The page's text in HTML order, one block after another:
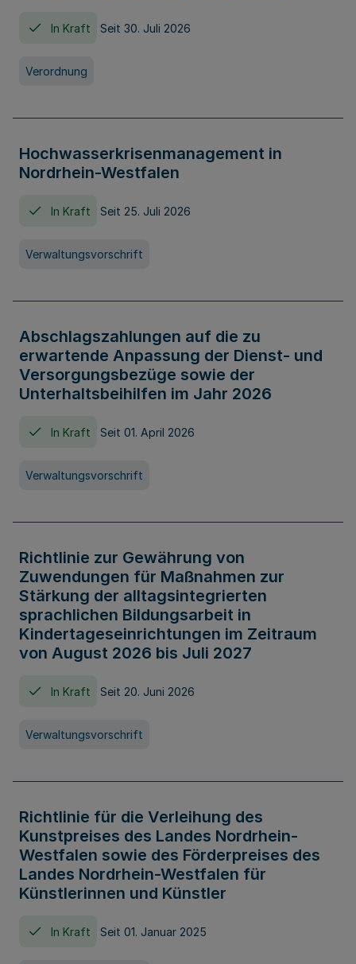
In Kraft Seit 30. Juli 2026
Verordnung
Hochwasserkrisenmanagement in
Nordrhein-Westfalen
In Kraft Seit 25. Juli 2026
Verwaltungsvorschrift
Abschlagszahlungen auf die zu
erwartende Anpassung der Dienst- und
Versorgungsbezüge sowie der
Unterhaltsbeihilfen im Jahr 2026
In Kraft Seit 01. April 2026
Verwaltungsvorschrift
Richtlinie zur Gewährung von
Zuwendungen für Maßnahmen zur
Stärkung der alltagsintegrierten
sprachlichen Bildungsarbeit in
Kindertageseinrichtungen im Zeitraum
von August 2026 bis Juli 2027
In Kraft Seit 20. Juni 2026
Verwaltungsvorschrift
Richtlinie für die Verleihung des
Kunstpreises des Landes Nordrhein-
Westfalen sowie des Förderpreises des
Landes Nordrhein-Westfalen für
Künstlerinnen und Künstler
In Kraft Seit 01. Januar 2025